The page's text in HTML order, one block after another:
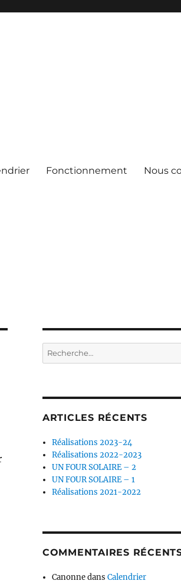
Fonctionnement Nous
Recherche
pour :
ARTICLES RÉCENTS
Réalisations 2023-24
Réalisations 2022-2023
UN FOUR SOLAIRE – 2
UN FOUR SOLAIRE – 1
Réalisations 2021-2022
COMMENTAIRES
CanonnedansCalendrier